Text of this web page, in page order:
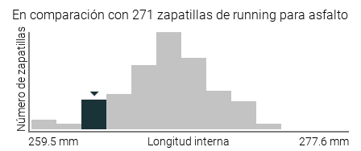
En comparación con 271 zapatillas de running para asfalto
Número de zapatillas
259.5 mm Longitud interna 277.6 mm